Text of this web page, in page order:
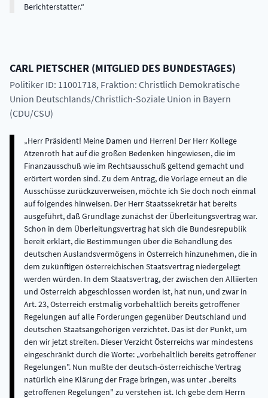
Berichterstatter.
CARL PIETSCHER (MITGLIED DES BUNDESTAGES)
Politiker ID: 11001718, Fraktion: Christlich Demokratische
Union Deutschlands/Christlich-Soziale Union in Bayern
(CDU/CSU)
Herr Präsident! Meine Damen und Herren! Der Herr Kollege
Atzenroth hat auf die großen Bedenken hingewiesen, die im
Finanzausschuß wie im Rechtsausschuß geltend gemacht und
erörtert worden sind. Zu dem Antrag, die Vorlage erneut an die
Ausschüsse zurückzuverweisen, möchte ich Sie doch noch einmal
auf folgendes hinweisen. Der Herr Staatssekretär hat bereits
ausgeführt, daß Grundlage zunächst der Überleitungsvertrag war.
Schon in dem Überleitungsvertrag hat sich die Bundesrepublik
bereit erklärt, die Bestimmungen über die Behandlung des
deutschen Auslandsvermögens in Osterreich hinzunehmen, die in
dem zukünftigen österreichischen Staatsvertrag niedergelegt
werden würden. In dem Staatsvertrag, der zwischen den Alliierten
und Österreich abgeschlossen worden ist, hat nun, und zwar in
Art. 23, Osterreich erstmalig vorbehaltlich bereits getroffener
Regelungen auf alle Forderungen gegenüber Deutschland und
deutschen Staatsangehörigen verzichtet. Das ist der Punkt, um
den wir jetzt streiten. Dieser Verzicht Österreichs war mindestens
eingeschränkt durch die Worte: „vorbehaltlich bereits getroffener
Regelungen". Nun mußte der deutsch-österreichische Vertrag
natürlich eine Klärung der Frage bringen, was unter „bereits
getroffenen Regelungen" zu verstehen ist. Ich gebe dem Herrn